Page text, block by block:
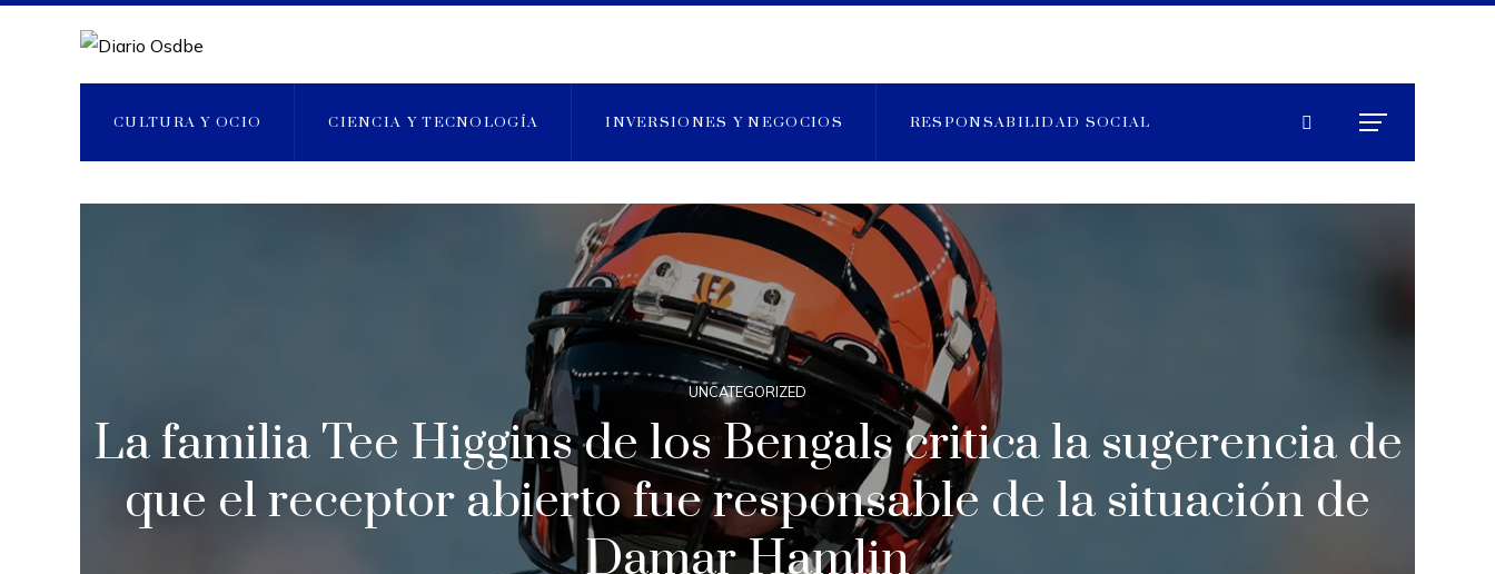
CULTURA Y OCIO CIENCIA Y TECNOLOGÍA INVERSIONES Y NEGOCIOS RESPONSABILIDAD SOCIAL
UNCATEGORIZED
La familia Tee Higgins de los Bengals critica la sugerencia de
que el receptor abierto fue responsable de la situación de
Damar Hamlin